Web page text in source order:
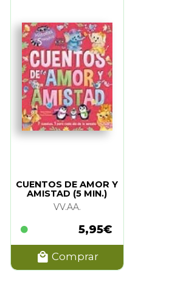
CUENTOS DE AMOR Y
AMISTAD (5 MIN.)
VV.AA.
5,95€
Comprar